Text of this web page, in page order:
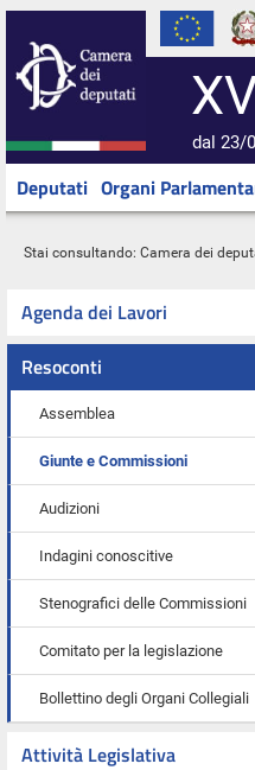
dal 23/
Deputati Organi
Stai consultando: Camera dei
Agenda dei Lavori
Resoconti
Assemblea
Giunte e Commissioni
Audizioni
Indagini conoscitive
Stenografici delle Commissioni
Comitato per la legislazione
Bollettino degli Organi Collegiali
Attività Legislativa